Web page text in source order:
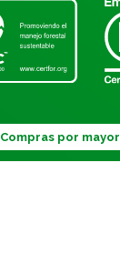
Compras por mayor